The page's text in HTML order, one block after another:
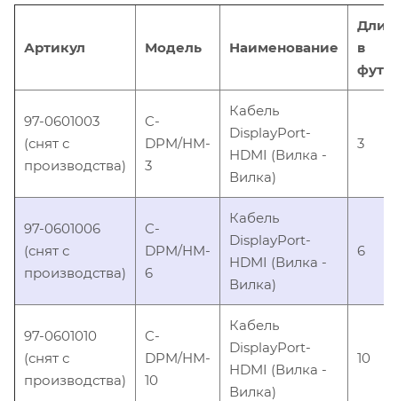
Артикул Модель Наименование
в
97-0601003
(снят с
производства)
C-
DPM/HM-
3
Кабель
DisplayPort-
HDMI (Вилка -
Вилка)
3
97-0601006
(снят с
производства)
C-
DPM/HM-
6
Кабель
DisplayPort-
HDMI (Вилка -
Вилка)
6
97-0601010
(снят с
производства)
C-
DPM/HM-
10
Кабель
DisplayPort-
HDMI (Вилка -
Вилка)
10